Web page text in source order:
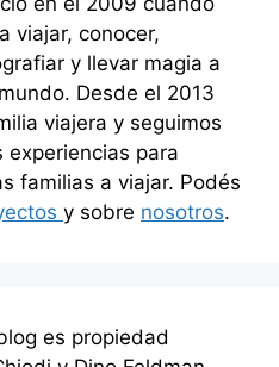
viajar, conocer,
y llevar magia a
Desde el 2013
viajera y seguimos
para
familias a viajar. Podés
y sobre nosotros.
es propiedad